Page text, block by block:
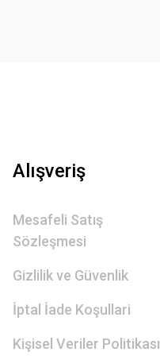
Alışveriş
Mesafeli Satış
Sözleşmesi
Gizlilik ve Güvenlik
İptal İade Koşullari
Kişisel Veriler Politikası